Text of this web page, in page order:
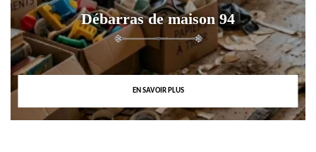
Débarras de maison 94
EN SAVOIR PLUS